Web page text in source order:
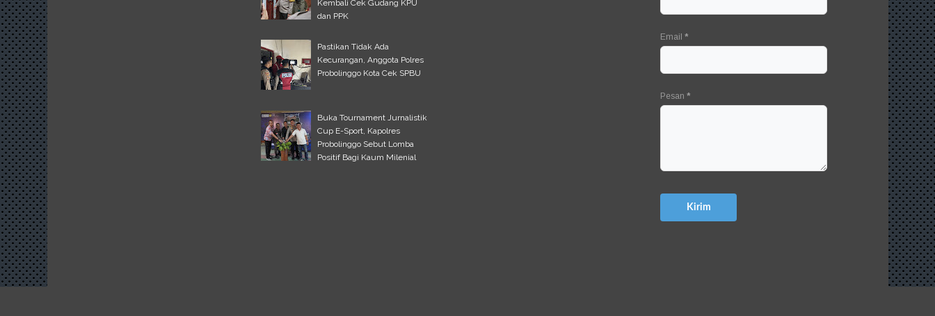
Kembali Cek Gudang KPU
dan PPK
Pastikan Tidak Ada
Kecurangan, Anggota Polres
Probolinggo Kota Cek SPBU
Buka Tournament Jurnalistik
Cup E-Sport, Kapolres
Probolinggo Sebut Lomba
Positif Bagi Kaum Milenial
Email*
Pesan*